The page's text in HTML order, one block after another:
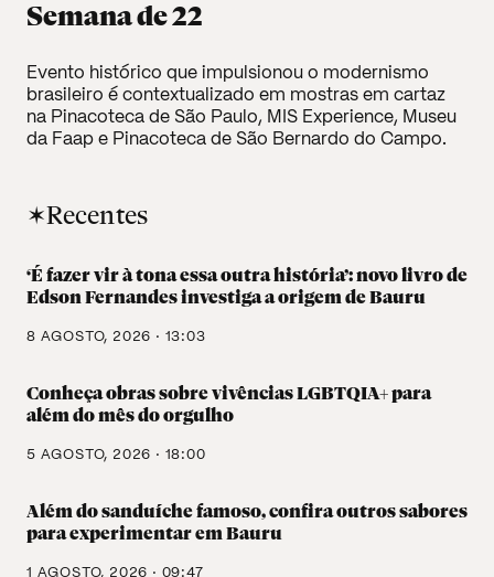
Semana de 22
Evento histórico que impulsionou o modernismo
brasileiro é contextualizado em mostras em cartaz
na Pinacoteca de São Paulo, MIS Experience, Museu
da Faap e Pinacoteca de São Bernardo do Campo.
✶Recentes
‘É fazer vir à tona essa outra história’: novo livro de
Edson Fernandes investiga a origem de Bauru
8 AGOSTO, 2026 · 13:03
Conheça obras sobre vivências LGBTQIA+ para
além do mês do orgulho
5 AGOSTO, 2026 · 18:00
Além do sanduíche famoso, confira outros sabores
para experimentar em Bauru
1 AGOSTO, 2026 · 09:47